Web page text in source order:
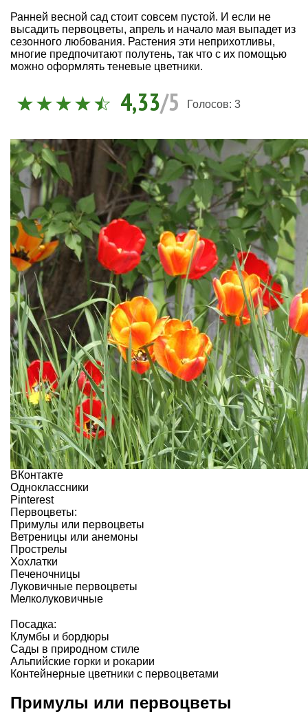
Ранней весной сад стоит совсем пустой. И если не
высадить первоцветы, апрель и начало мая выпадет из
сезонного любования. Растения эти неприхотливы,
многие предпочитают полутень, так что с их помощью
можно оформлять теневые цветники.
4,33/5 Голосов: 3
ВКонтакте
Одноклассники
Pinterest
Первоцветы:
Примулы или первоцветы
Ветреницы или анемоны
Прострелы
Хохлатки
Печеночницы
Луковичные первоцветы
Мелколуковичные
Посадка:
Клумбы и бордюры
Сады в природном стиле
Альпийские горки и рокарии
Контейнерные цветники с первоцветами
Примулы или первоцветы